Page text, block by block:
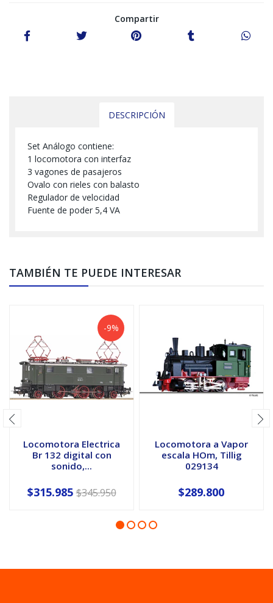
Compartir
DESCRIPCIÓN
Set Análogo contiene:
1 locomotora con interfaz
3 vagones de pasajeros
Ovalo con rieles con balasto
Regulador de velocidad
Fuente de poder 5,4 VA
TAMBIÉN TE PUEDE INTERESAR
-9%
Locomotora Electrica
Br 132 digital con
sonido,...
$315.985 $345.950
Locomotora a Vapor
escala HOm, Tillig
029134
$289.800